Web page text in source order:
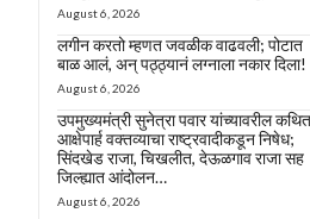
August 6, 2026
लगीन करतो म्हणत जवळीक वाढवली; पोटात
बाळ आलं, अन् पठ्ठ्यानं लग्नाला नकार दिला!
August 6, 2026
उपमुख्यमंत्री सुनेत्रा पवार यांच्यावरील कथित
आक्षेपार्ह वक्तव्याचा राष्ट्रवादीकडून निषेध;
सिंदखेड राजा, चिखलीत, देऊळगाव राजा सह
जिल्ह्यात आंदोलन…
August 6, 2026